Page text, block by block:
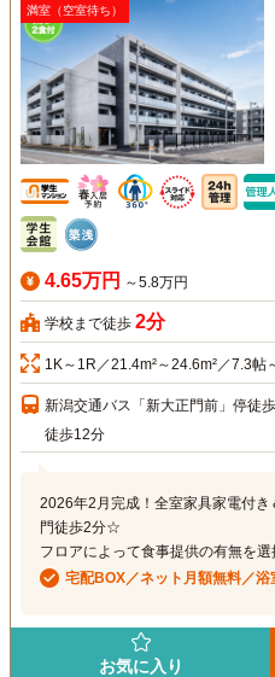
満室（空室待ち）
4.65万円 ～5.8万円
学校まで徒歩 2分
1K～1R／21.4m²～24.6m²／7.3帖
新潟交通バス「新大正門前」停徒
徒歩12分
2026年2月完成！全室家具家電付
門徒歩2分☆
フロアによって食事提供の有無を選
宅配BOX／ネット月額無料／浴
お気に入り